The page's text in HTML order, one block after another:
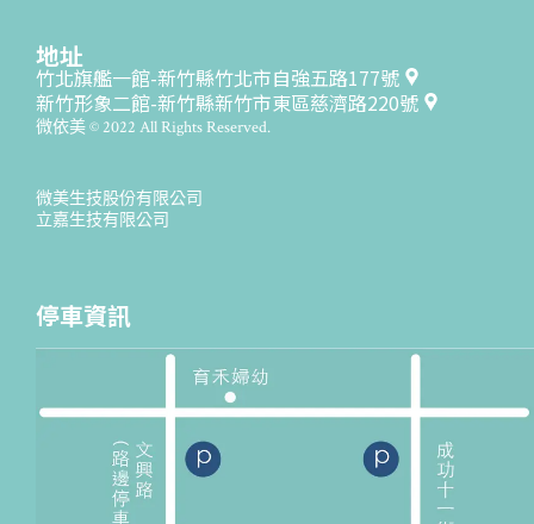
地址
竹北旗艦一館-新竹縣竹北市自強五路177號
新竹形象二館-新竹縣新竹市東區慈濟路220號
微依美 © 2022 All Rights Reserved.
微美生技股份有限公司
立嘉生技有限公司
停車資訊